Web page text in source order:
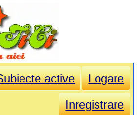
active
Logare
Inregistrare